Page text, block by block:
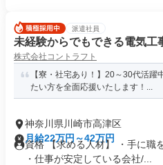
派遣社員
未経験からでもできる電気工
株式会社コントラフト
【寮・社宅あり！】20～30代活躍
たい方を全面応援いたします！...
神奈川県川崎市高津区
月給22万円～42万円
資格 【求める人材】 ・手に職
・仕事が安定している会社/...